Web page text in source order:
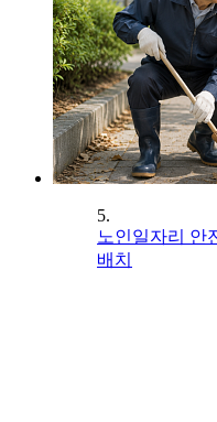
5.
노인일자리 안
배치